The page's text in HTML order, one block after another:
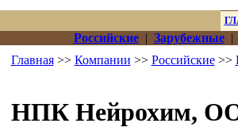
Российские| Зарубежные|
Главная>> Компании >> Российские>>
НПК Нейрохим,